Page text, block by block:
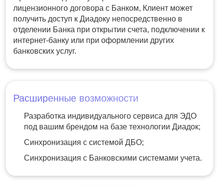
лицензионного договора с Банком, Клиент может
получить доступ к Диадоку непосредственно в
отделении Банка при открытии счета, подключении к
интернет-банку или при оформлении других
банковских услуг.
Расширенные возможности
Разработка индивидуального сервиса для ЭДО
под вашим брендом на базе технологии Диадок;
Синхронизация с системой ДБО;
Синхронизация с Банковскими системами учета.